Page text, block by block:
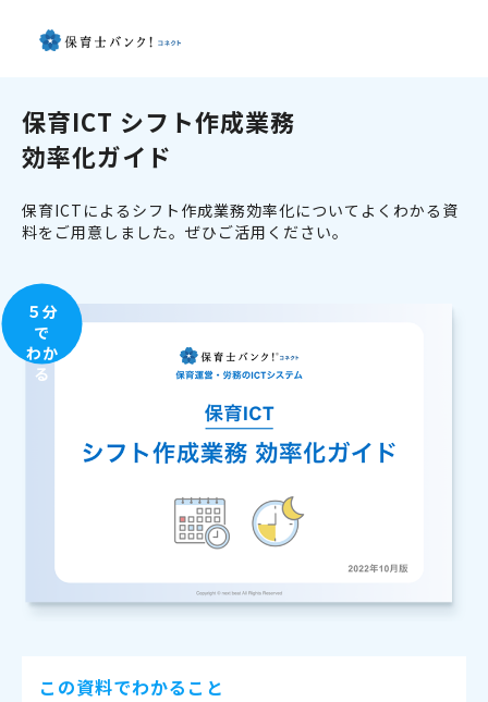
保育ICT シフト作成業務
効率化ガイド
保育ICTによるシフト作成業務効率化についてよくわかる資
料をご用意しました。ぜひご活用ください。
５分
で
わか
る
この資料でわかること